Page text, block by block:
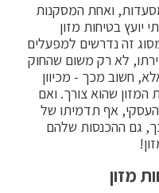
ואחת המסקנות
בטיחות מזון
זה נדרשים למפעלים
לא רק משום שהחוק
חשוב מכך - מכיוון
המזון שהוא צורך. ואם
אף תדמיתו של
גם ההכנסות שלהם
מזון